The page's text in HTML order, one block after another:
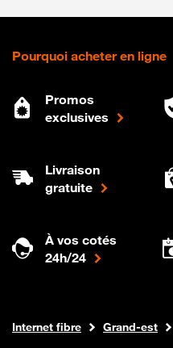
Pourquoi acheter en ligne
Promos
exclusives
Livraison
gratuite
À vos cotés
24h/24
Boutique Orange
Internet fibre Grand-est